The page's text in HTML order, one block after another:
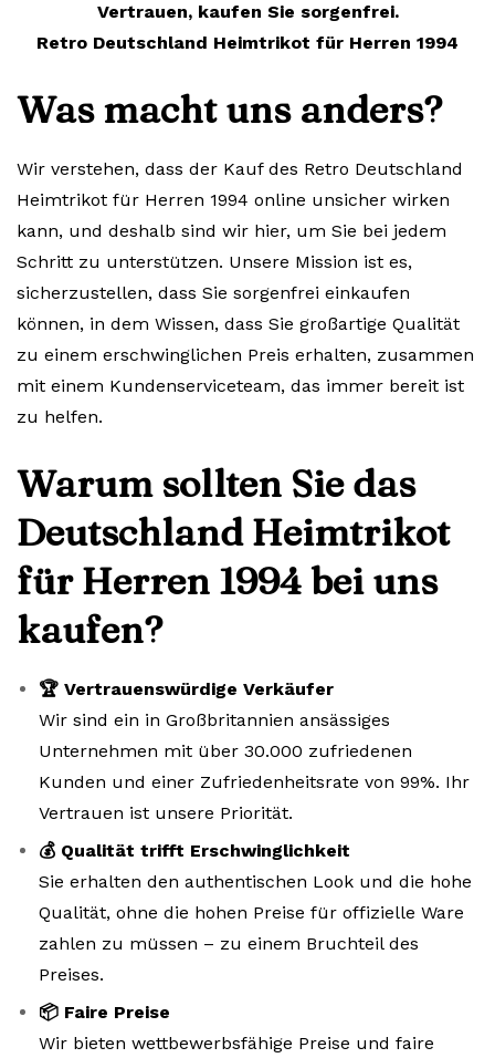
Vertrauen, kaufen Sie sorgenfrei.
Retro Deutschland Heimtrikot für Herren 1994
Was macht uns anders?
Wir verstehen, dass der Kauf des Retro Deutschland
Heimtrikot für Herren 1994 online unsicher wirken
kann, und deshalb sind wir hier, um Sie bei jedem
Schritt zu unterstützen. Unsere Mission ist es,
sicherzustellen, dass Sie sorgenfrei einkaufen
können, in dem Wissen, dass Sie großartige Qualität
zu einem erschwinglichen Preis erhalten, zusammen
mit einem Kundenserviceteam, das immer bereit ist
zu helfen.
Warum sollten Sie das
Deutschland Heimtrikot
für Herren 1994 bei uns
kaufen?
🏆 Vertrauenswürdige Verkäufer
Wir sind ein in Großbritannien ansässiges
Unternehmen mit über 30.000 zufriedenen
Kunden und einer Zufriedenheitsrate von 99%. Ihr
Vertrauen ist unsere Priorität.
💰 Qualität trifft Erschwinglichkeit
Sie erhalten den authentischen Look und die hohe
Qualität, ohne die hohen Preise für offizielle Ware
zahlen zu müssen – zu einem Bruchteil des
Preises.
📦 Faire Preise
Wir bieten wettbewerbsfähige Preise und faire